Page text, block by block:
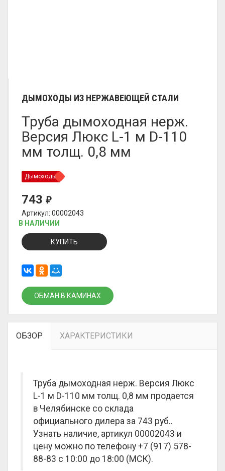
ДЫМОХОДЫ ИЗ НЕРЖАВЕЮЩЕЙ СТАЛИ
Труба дымоходная нерж.
Версия Люкс L-1 м D-110
мм толщ. 0,8 мм
Дымоходы
743 ₽
Артикул: 00002043
В НАЛИЧИИ
КУПИТЬ
ОБМАН В КАМИНАХ
ОБЗОР ХАРАКТЕРИСТИКИ
Труба дымоходная нерж. Версия Люкс
L-1 м D-110 мм толщ. 0,8 мм продается
в Челябинске со склада
официального дилера за 743 руб..
Узнать наличие, артикул 00002043 и
цену можно по телефону +7 (917) 578-
88-83 с 10:00 до 18:00 (МСК).